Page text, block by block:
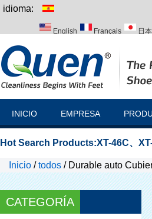
idioma:
English Français 日
INICIO EMPRESA
Hot Search Products:XT-46C、
Inicio /todos / Durable auto
CATEGORÍA